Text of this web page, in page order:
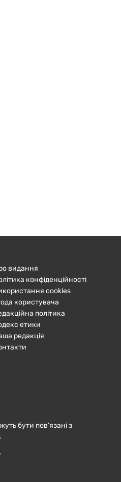
видання
конфіденційності
cookies
користувача
політика
етики
редакція
бути пов’язані з